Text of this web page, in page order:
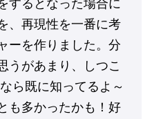
するとなった場合に
、再現性を一番に考
ーを作りました。分
うがあまり、しつこ
ら既に知ってるよ～
も多かったかも！好